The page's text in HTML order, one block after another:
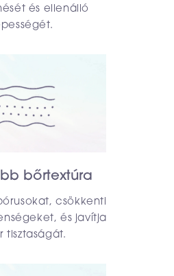
és ellenálló
bőrtextúra
csökkenti
és javítja
tisztaságát.